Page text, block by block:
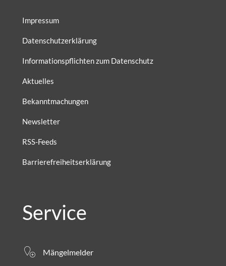
Impressum
Datenschutzerklärung
Informationspflichten zum Datenschutz
Aktuelles
Bekanntmachungen
Newsletter
RSS-Feeds
Barrierefreiheitserklärung
Service
Mängelmelder